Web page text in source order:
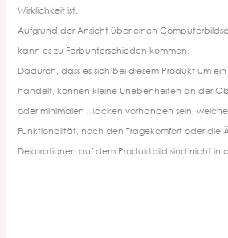
Wirklichkeit ist.
Aufgrund der Ansicht über einen
kann es zu Farbunterschieden kommen.
Dadurch, dass es sich bei diesem Produkt um
handelt, können kleine Unebenheiten an der
oder minimalen Macken vorhanden sein,
Funktionalität, noch den Tragekomfort oder die
Dekorationen auf dem Produktbild sind nicht in